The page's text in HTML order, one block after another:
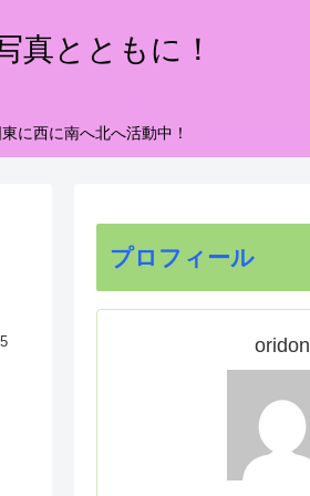
とともに！
に西に南へ北へ活動中！
プロフィール
oridon